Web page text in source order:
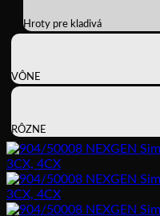
Hroty pre kladivá
VÔNE
RÔZNE